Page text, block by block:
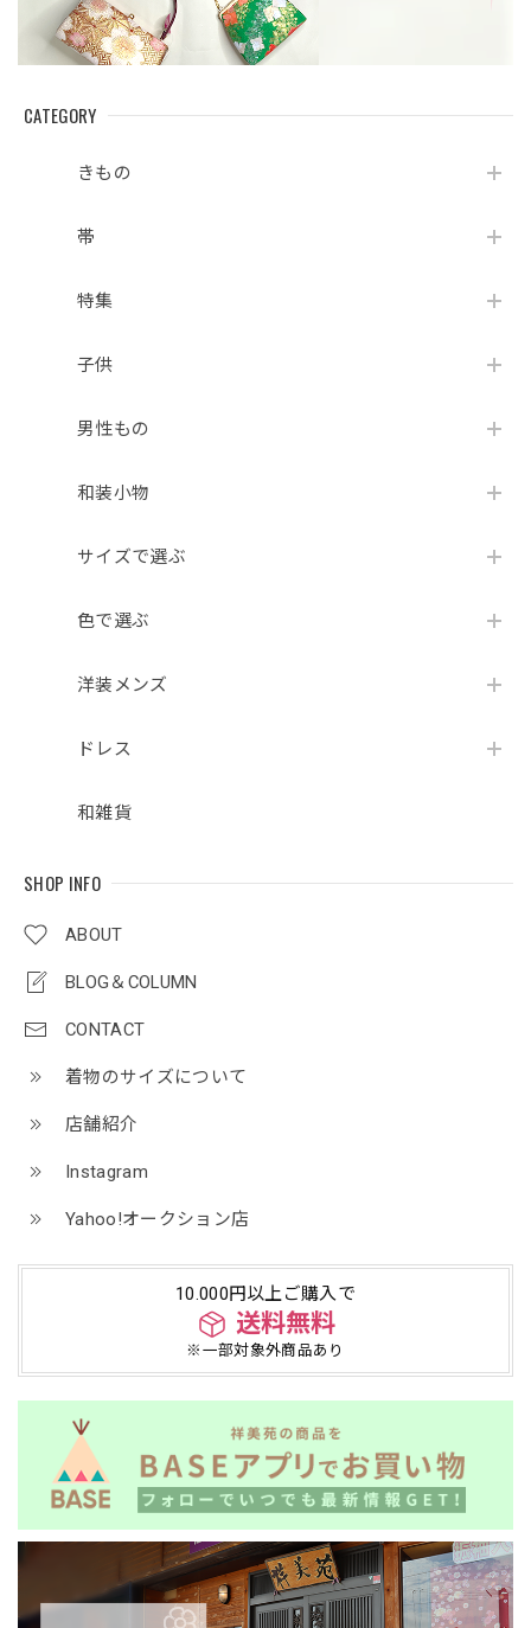
CATEGORY
きもの
帯
特集
子供
男性もの
和装小物
サイズで選ぶ
色で選ぶ
洋装メンズ
ドレス
和雑貨
SHOP INFO
ABOUT
BLOG＆COLUMN
CONTACT
着物のサイズについて
店舗紹介
Instagram
Yahoo!オークション店
10.000円以上ご購入で
送料無料
※一部対象外商品あり